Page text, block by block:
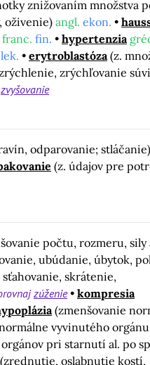
znižovaním množstva
oživenie) angl. ekon.
franc. fin. hypertenzia
lek. erytroblastóza (z.
zrýchľovanie
zvyšovanie
odparovanie; stláčanie)
(z. údajov pre
počtu, rozmeru, sily
ubúdanie, úbytok,
skrátenie,
zúženie
kompresia
(zmenšovanie
vyvinutého orgánu
pri starnutí al. po
(zrednutie, oslabnutie kostí,